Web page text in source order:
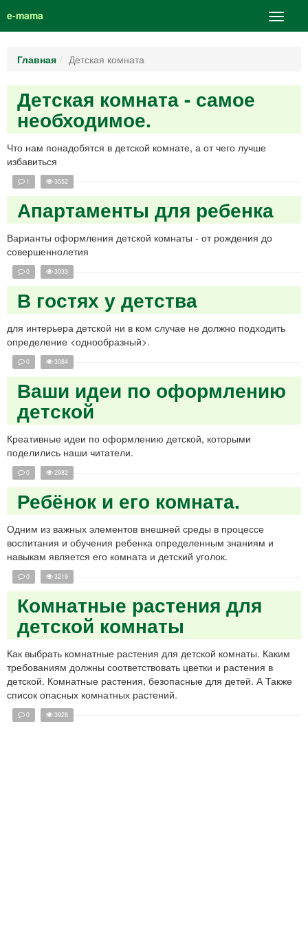
e-mama
Главная Детская комната
Детская комната - самое
необходимое.
Что нам понадобятся в детской комнате, а от чего лучше
избавиться
1 3552
Апартаменты для ребенка
Варианты оформления детской комнаты - от рождения до
совершеннолетия
0 3033
В гостях у детства
для интерьера детской ни в ком случае не должно подходить
определение <однообразный>.
0 3084
Ваши идеи по оформлению
детской
Креативные идеи по оформлению детской, которыми
поделились наши читатели.
0 2982
Ребёнок и его комната.
Одним из важных элементов внешней среды в процессе
воспитания и обучения ребенка определенным знаниям и
навыкам является его комната и детский уголок.
0 3219
Комнатные растения для
детской комнаты
Как выбрать комнатные растения для детской комнаты. Каким
требованиям должны соответствовать цветки и растения в
детской. Комнатные растения, безопасные для детей. А Также
список опасных комнатных растений.
0 3928